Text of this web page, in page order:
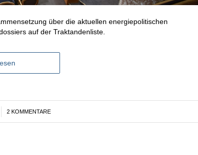
über die aktuellen energiepolitischen
auf der Traktandenliste.
2 KOMMENTARE